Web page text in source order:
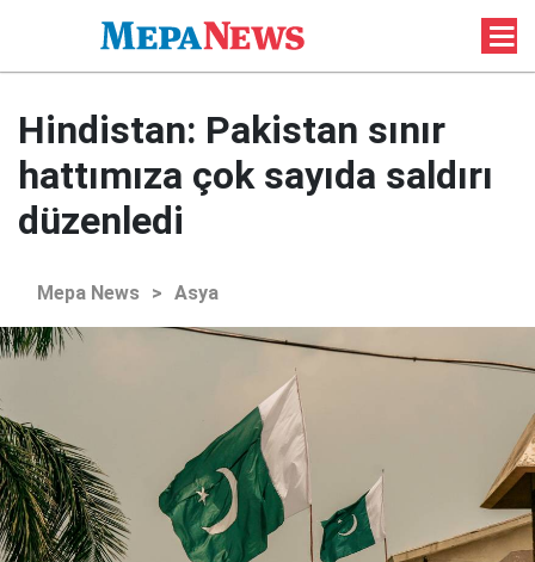
Hindistan: Pakistan sınır
hattımıza çok sayıda saldırı
düzenledi
Mepa News > Asya